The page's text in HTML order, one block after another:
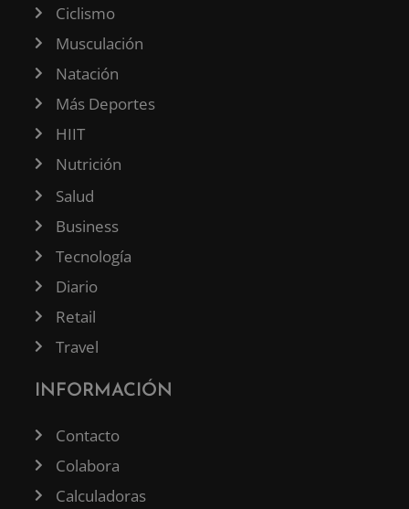
Ciclismo
Musculación
Natación
Más Deportes
HIIT
Nutrición
Salud
Business
Tecnología
Diario
Retail
Travel
INFORMACIÓN
Contacto
Colabora
Calculadoras